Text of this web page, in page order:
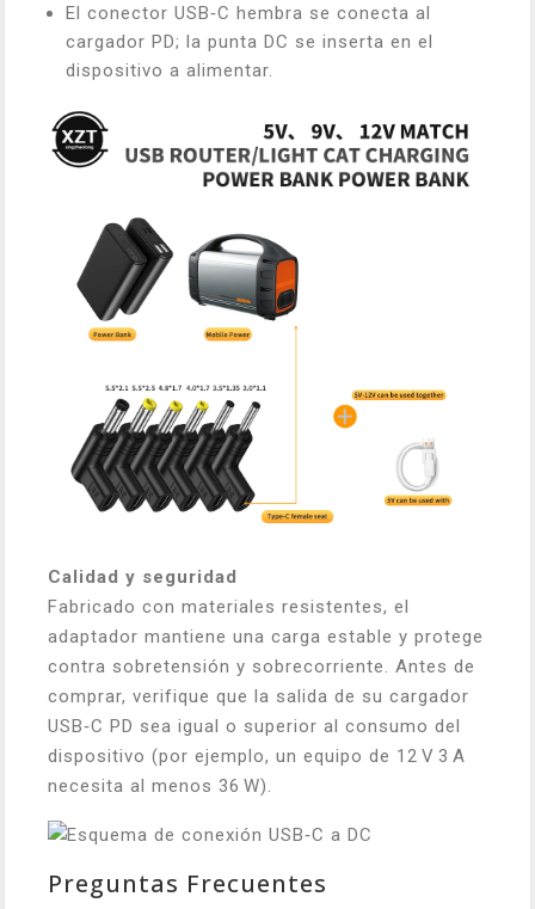
El conector USB‑C hembra se conecta al
cargador PD; la punta DC se inserta en el
dispositivo a alimentar.
Calidad y seguridad
Fabricado con materiales resistentes, el
adaptador mantiene una carga estable y protege
contra sobretensión y sobrecorriente. Antes de
comprar, verifique que la salida de su cargador
USB‑C PD sea igual o superior al consumo del
dispositivo (por ejemplo, un equipo de 12 V 3 A
necesita al menos 36 W).
Preguntas Frecuentes